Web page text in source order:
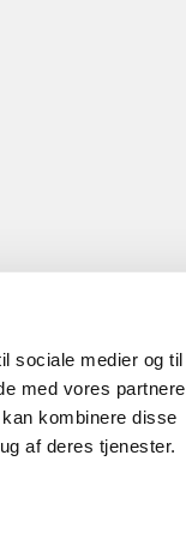
sociale medier og til
med vores partnere
kombinere disse
af deres tjenester.